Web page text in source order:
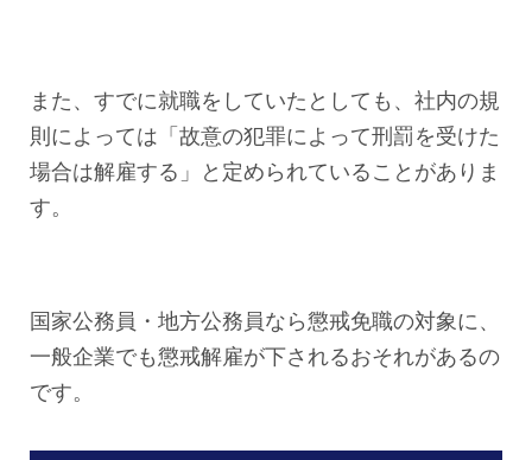
また、すでに就職をしていたとしても、社内の規
則によっては「故意の犯罪によって刑罰を受けた
場合は解雇する」と定められていることがありま
す。
国家公務員・地方公務員なら懲戒免職の対象に、
一般企業でも懲戒解雇が下されるおそれがあるの
です。